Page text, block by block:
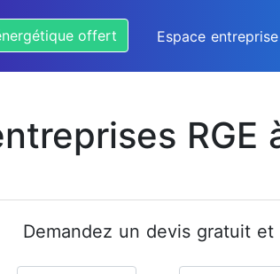
offert Espace entreprise
RGE
Demandez un devis gratuit et